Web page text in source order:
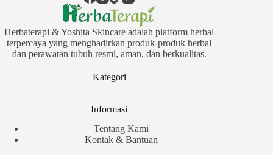
Herbaterapi & Yoshita Skincare adalah platform herbal
terpercaya yang menghadirkan produk-produk herbal
dan perawatan tubuh resmi, aman, dan berkualitas.
Kategori
Informasi
Tentang Kami
Kontak & Bantuan